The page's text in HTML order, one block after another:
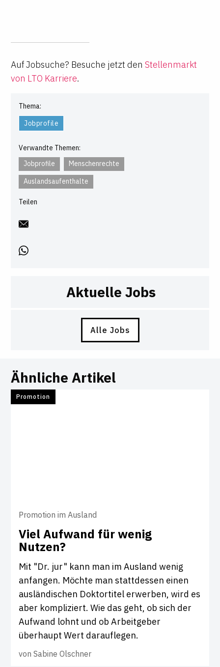
Auf Jobsuche? Besuche jetzt den Stellenmarkt
von LTO Karriere.
Thema:
Jobprofile
Verwandte Themen:
Jobprofile
Menschenrechte
Auslandsaufenthalte
Teilen
Aktuelle Jobs
Alle Jobs
Ähnliche Artikel
Promotion
Promotion im Ausland
Viel Auf­wand für wenig
Nutzen?
Mit "Dr. jur" kann man im Ausland wenig
anfangen. Möchte man stattdessen einen
ausländischen Doktortitel erwerben, wird es
aber kompliziert. Wie das geht, ob sich der
Aufwand lohnt und ob Arbeitgeber
überhaupt Wert darauflegen.
von Sabine Olschner